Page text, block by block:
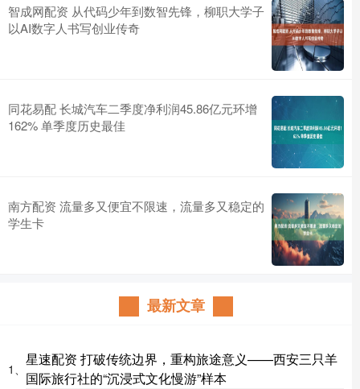
智成网配资 从代码少年到数智先锋，柳职大学子
以AI数字人书写创业传奇
同花易配 长城汽车二季度净利润45.86亿元环增
162% 单季度历史最佳
南方配资 流量多又便宜不限速，流量多又稳定的
学生卡
最新文章
1、
星速配资 打破传统边界，重构旅途意义——西安三只羊
国际旅行社的“沉浸式文化慢游”样本